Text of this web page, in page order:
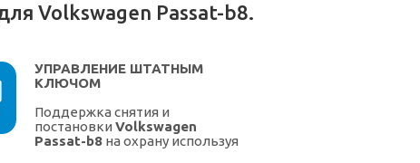
Volkswagen Passat-b8.
УПРАВЛЕНИЕ ШТАТНЫМ
КЛЮЧОМ
Поддержка снятия и
постановки Volkswagen
Passat-b8 на охрану используя